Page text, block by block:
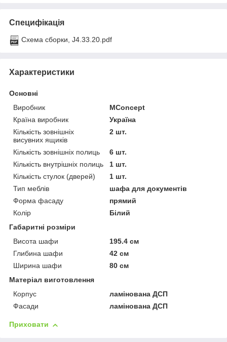
Специфікація
Схема сборки, J4.33.20.pdf
Характеристики
Основні
Виробник
MConcept
Країна виробник
Україна
Кількість зовнішніх
висувних ящиків
2 шт.
Кількість зовнішніх полиць
6 шт.
Кількість внутрішніх полиць
1 шт.
Кількість стулок (дверей)
1 шт.
Тип меблів
шафа для документів
Форма фасаду
прямий
Колір
Білий
Габаритні розміри
Висота шафи
195.4 см
Глибина шафи
42 см
Ширина шафи
80 см
Матеріал виготовлення
Корпус
ламінована ДСП
Фасади
ламінована ДСП
Приховати